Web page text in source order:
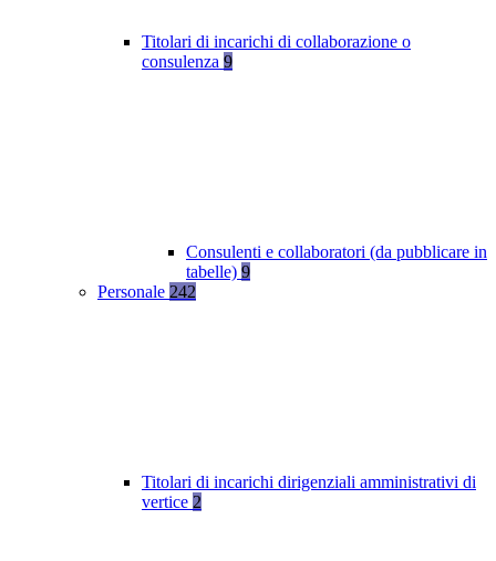
Titolari di incarichi di collaborazione o
consulenza 9
Consulenti e collaboratori (da pubblicare in
tabelle) 9
Personale 242
Titolari di incarichi dirigenziali amministrativi di
vertice 2